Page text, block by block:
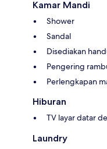
Kamar Mandi
Shower
Sandal
Disediakan
Pengering
Perlengkapan
Hiburan
TV layar datar
Laundry